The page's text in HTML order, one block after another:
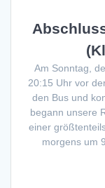
Am Sonntag,
20:15 Uhr vor
den Bus und
begann unsere
einer
morgens um